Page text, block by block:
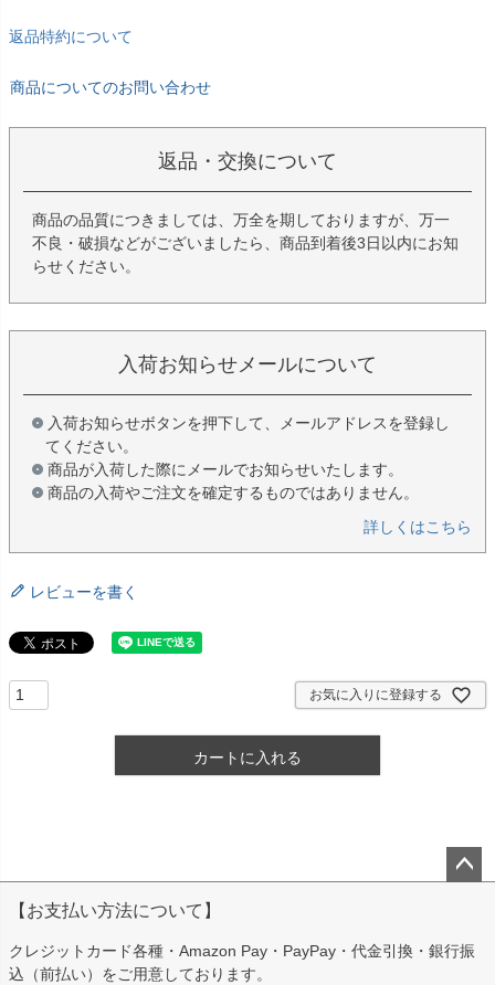
返品特約について
商品についてのお問い合わせ
返品・交換について
商品の品質につきましては、万全を期しておりますが、万一
不良・破損などがございましたら、商品到着後3日以内にお知
らせください。
入荷お知らせメールについて
入荷お知らせボタンを押下して、メールアドレスを登録し
てください。
商品が入荷した際にメールでお知らせいたします。
商品の入荷やご注文を確定するものではありません。
詳しくはこちら
レビューを書く
お気に入りに登録する
カートに入れる
ップ
へ
【お支払い方法について】
クレジットカード各種・Amazon Pay・PayPay・代金引換・銀行振
込（前払い）をご用意しております。